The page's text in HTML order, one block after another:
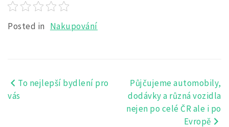
Posted in Nakupování
Navigace
To nejlepší bydlení pro
vás
Půjčujeme automobily,
dodávky a různá vozidla
nejen po celé ČR ale i po
Evropě